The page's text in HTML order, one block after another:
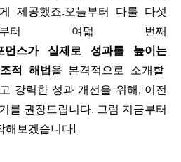
제공했죠.오늘부터 다룰 다섯
부터 여덟 번째
먼스가 실제로 성과를 높이는
적 해법 을 본격적으로 소개할
강력한 성과 개선을 위해 , 이전
를 권장드립니다. 그럼 지금부터
해보겠습니다!